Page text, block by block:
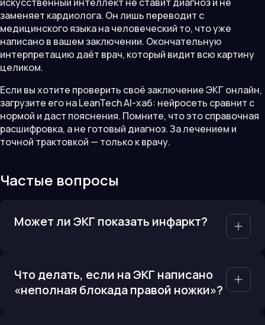
заменяет кардиолога. Он лишь переводит с
медицинского языка на человеческий то, что уже
написано в вашем заключении. Окончательную
интерпретацию даёт врач, который видит всю картину
целиком.
Если вы хотите проверить своё заключение ЭКГ онлайн,
загрузите его на LeanTech AI-хаб: нейросеть сравнит с
нормой и даст пояснения. Помните, что это справочная
расшифровка, а не готовый диагноз. За лечением и
точной трактовкой — только к врачу.
Частые вопросы
Может ли ЭКГ показать инфаркт?
Что делать, если на ЭКГ написано
«неполная блокада правой ножки»?